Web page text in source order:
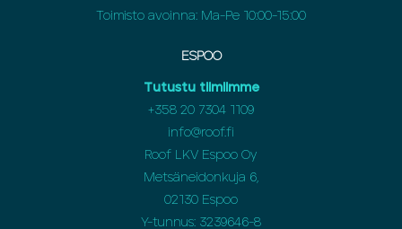
Toimisto avoinna: Ma-Pe 10:00-15:00
ESPOO
Tutustu tiimiimme
+358 20 7304 1109
info@roof.fi
Roof LKV Espoo Oy
Metsäneidonkuja 6,
02130 Espoo
Y-tunnus: 3239646-8